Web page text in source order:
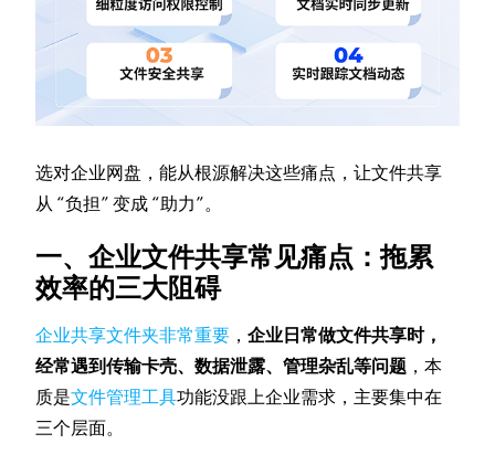
选对企业网盘，能从根源解决这些痛点，让文件共享
从 “负担” 变成 “助力”。
一、企业文件共享常见痛点：拖累
效率的三大阻碍
企业共享文件夹非常重要 ，企业日常做文件共享时，
经常遇到传输卡壳、数据泄露、管理杂乱等问题 ，本
质是文件管理工具功能没跟上企业需求，主要集中在
三个层面。